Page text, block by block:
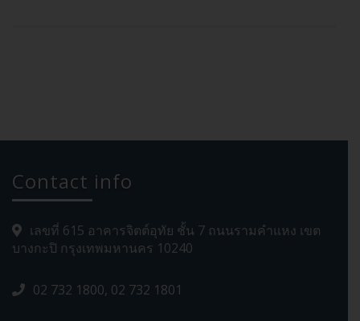
Contact info
เลขที่ 615 อาคารจิตต์อุทัย ชั้น 7 ถนนรามคำแหง เขต
บางกะปิ กรุงเทพมหานคร 10240
02 732 1800, 02 732 1801